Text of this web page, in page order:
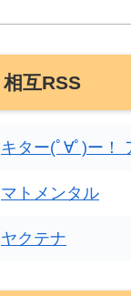
相互RSS
キター(ﾟ∀ﾟ)ー！
マトメンタル
ヤクテナ